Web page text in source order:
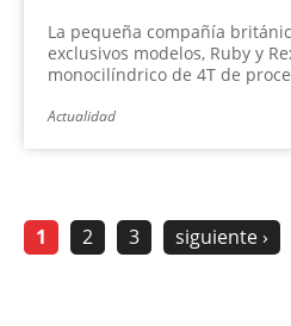
La pequeña compañía
exclusivos modelos, Ruby y
monocilíndrico de 4T de
Actualidad
1 2 3 siguiente ›